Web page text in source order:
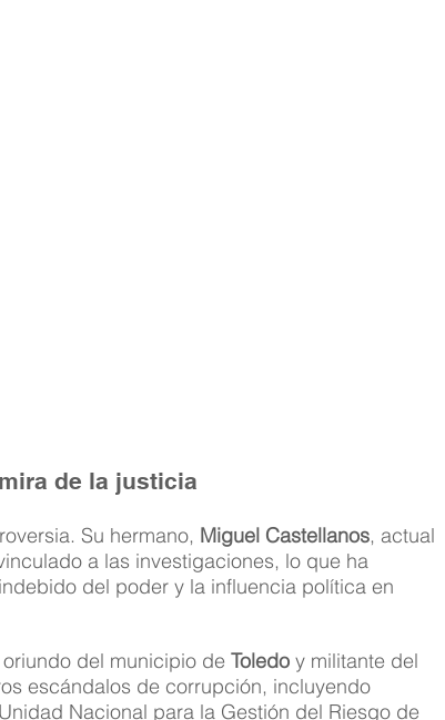
de la justicia
Su hermano, Miguel Castellanos, actual
a las investigaciones, lo que ha
del poder y la influencia política en
oriundo del municipio de Toledo y militante del
escándalos de corrupción, incluyendo
Nacional para la Gestión del Riesgo de